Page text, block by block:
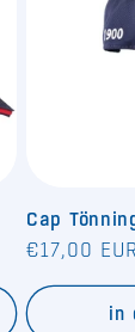
Cap
Normaler
€17,00 EUR
in